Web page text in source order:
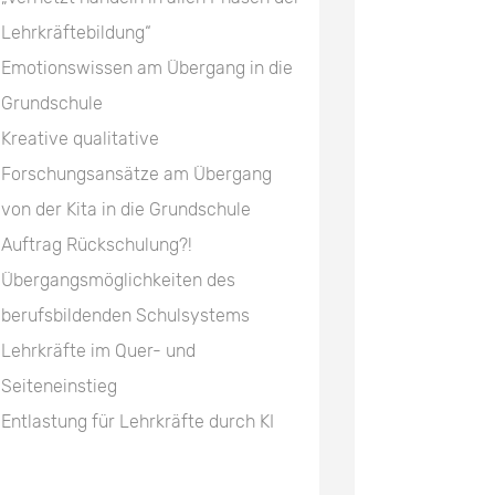
Lehrkräftebildung“
Emotionswissen am Übergang in die
Grundschule
Kreative qualitative
Forschungsansätze am Übergang
von der Kita in die Grundschule
Auftrag Rückschulung?!
Übergangsmöglichkeiten des
berufsbildenden Schulsystems
Lehrkräfte im Quer- und
Seiteneinstieg
Entlastung für Lehrkräfte durch KI